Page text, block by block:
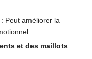
: Peut améliorer la
et des maillots